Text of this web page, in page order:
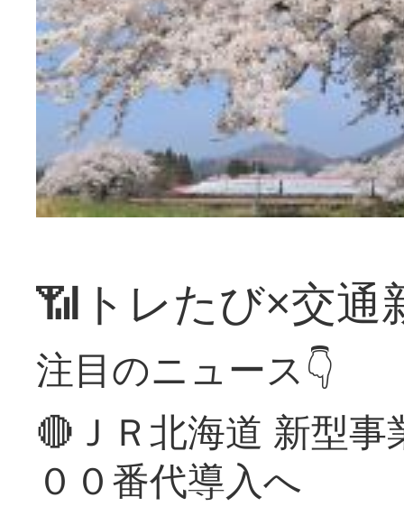
📶トレたび×交通
注目のニュース👇
🔴ＪＲ北海道 新型
００番代導入へ